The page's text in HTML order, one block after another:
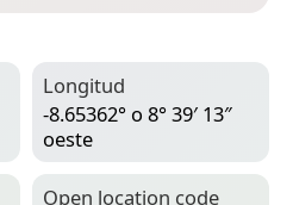
Longitud
-8.65362° o 8° 39′ 13″
oeste
Open location code